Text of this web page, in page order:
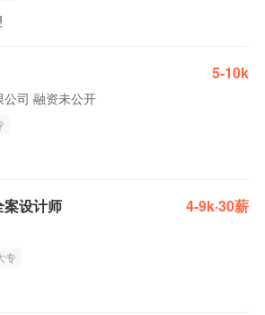
5-10k
司 融资未公开
案设计师 4-9k·30薪
专